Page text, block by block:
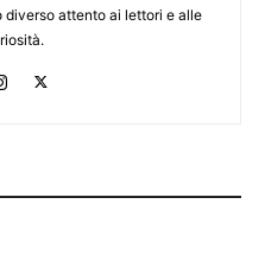
diverso attento ai lettori e alle